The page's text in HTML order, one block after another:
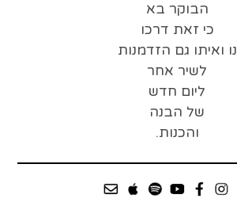
הבוקר בא
כי זאת דרכו
נו ואיתו גם הזדמנות
לשיר אחר
ליום חדש
של הבנה
והכנות.